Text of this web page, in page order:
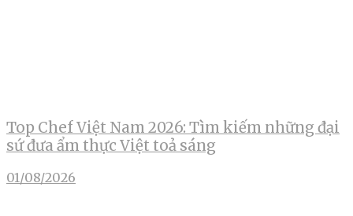
Top Chef Việt Nam 2026: Tìm kiếm những đại
sứ đưa ẩm thực Việt toả sáng
01/08/2026